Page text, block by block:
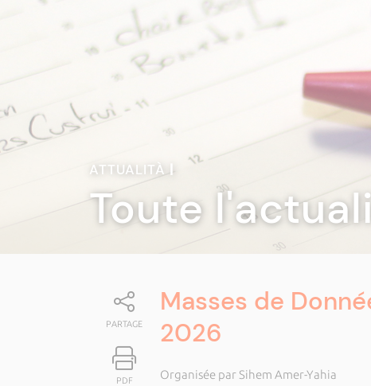
ATTUALITÀ|
Toute
PARTAGE
PDF
Masses de
2026
Organisée par Sihem Amer-Yahia